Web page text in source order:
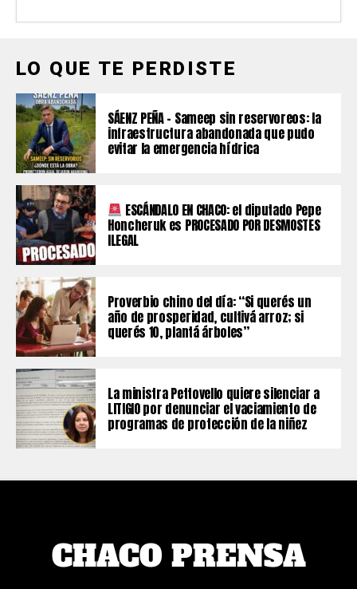
LO QUE TE PERDISTE
SÁENZ PEÑA – Sameep sin reservoreos: la
infraestructura abandonada que pudo
evitar la emergencia hídrica
ESCÁNDALO EN CHACO: el diputado Pepe
Honcheruk es PROCESADO POR DESMOSTES
ILEGAL
Proverbio chino del día: “Si querés un
año de prosperidad, cultivá arroz; si
querés 10, plantá árboles”
La ministra Pettovello quiere silenciar a
LITIGIO por denunciar el vaciamiento de
programas de protección de la niñez